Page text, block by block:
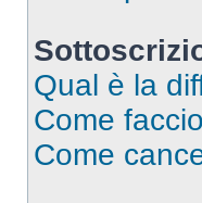
Qual è la
Come
Come